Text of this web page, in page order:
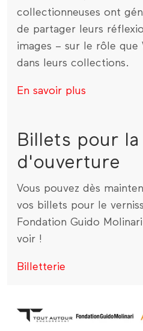
collectionneuses ont
de partager leurs
images – sur le rôle que
dans leurs collections.
En savoir plus
Billets pour
d'ouverture
Vous pouvez dès
vos billets pour le
Fondation Guido
voir !
Billetterie